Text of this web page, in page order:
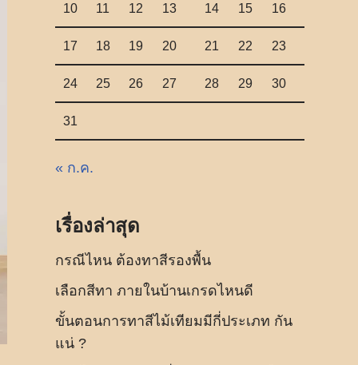
10 11 12 13 14 15 16
17 18 19 20 21 22 23
24 25 26 27 28 29 30
31
« ก.ค.
เรื่องล่าสุด
กรณีไหน ต้องทาสีรองพื้น
เลือกสีทา ภายในบ้านเกรดไหนดี
ขั้นตอนการทาสีไม้เทียมมีกี่ประเภท กัน
แน่ ?